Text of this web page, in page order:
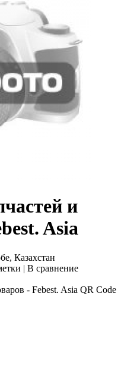
и
Asia
Казахстан
| В сравнение